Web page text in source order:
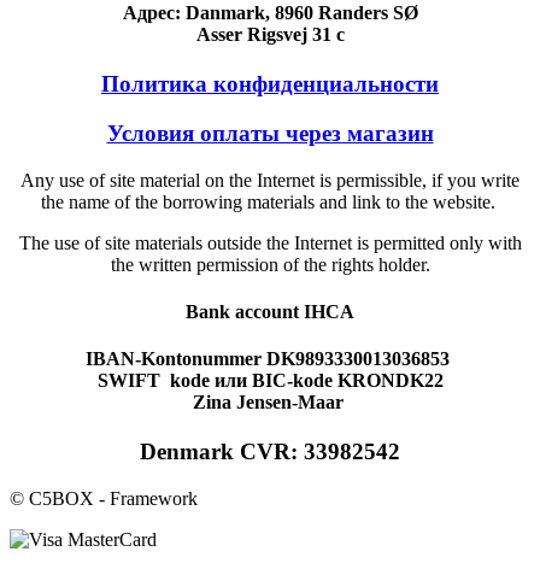
Адрес: Danmark, 8960 Randers SØ
Asser Rigsvej 31 c
Политика конфиденциальности
Условия оплаты через магазин
Any use of site material on the Internet is permissible, if you write
the name of the borrowing materials and link to the website.
The use of site materials outside the Internet is permitted only with
the written permission of the rights holder.
Bank account IHCA
IBAN-Kontonummer DK9893330013036853
SWIFT kode или BIC-kode KRONDK22
Zina Jensen-Maar
Denmark CVR: 33982542
© C5BOX - Framework